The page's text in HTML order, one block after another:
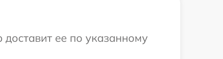
ее по указанному